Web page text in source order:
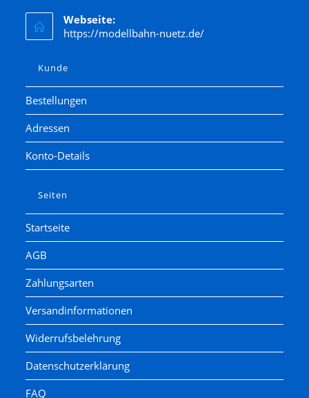
Webseite:
https://modellbahn-nuetz.de/
Kunde
Bestellungen
Adressen
Konto-Details
Seiten
Startseite
AGB
Zahlungsarten
Versandinformationen
Widerrufsbelehrung
Datenschutzerklärung
FAQ